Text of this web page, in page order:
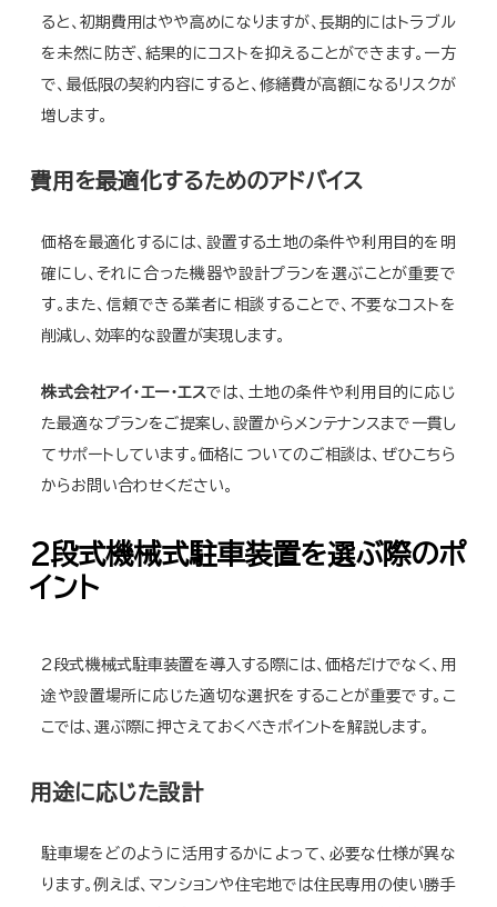
ると、初期費用はやや高めになりますが、長期的にはトラブル
を未然に防ぎ、結果的にコストを抑えることができます。一方
で、最低限の契約内容にすると、修繕費が高額になるリスクが
増します。
費用を最適化するためのアドバイス
価格を最適化するには、設置する土地の条件や利用目的を明
確にし、それに合った機器や設計プランを選ぶことが重要で
す。また、信頼できる業者に相談することで、不要なコストを
削減し、効率的な設置が実現します。
株式会社アイ・エー・エスでは、土地の条件や利用目的に応じ
た最適なプランをご提案し、設置からメンテナンスまで一貫し
てサポートしています。価格についてのご相談は、ぜひこちら
からお問い合わせください。
2段式機械式駐車装置を選ぶ際のポ
イント
2段式機械式駐車装置を導入する際には、価格だけでなく、用
途や設置場所に応じた適切な選択をすることが重要です。こ
こでは、選ぶ際に押さえておくべきポイントを解説します。
用途に応じた設計
駐車場をどのように活用するかによって、必要な仕様が異な
ります。例えば、マンションや住宅地では住民専用の使い勝手